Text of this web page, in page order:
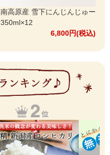
高原産 雪下にんじんじゅー
6,800円(税込)